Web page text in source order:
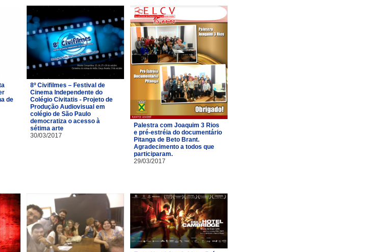
de
8º Civifilmes – Festival de
Cinema Independente do
Colégio Civitatis - Projeto de
Produção Audiovisual em
colégio de São Paulo
democratiza o acesso à
sétima arte
30/03/2017
Palestra com Joaquim 3 Rios
e pré-estréia do documentário
Pitanga de Beto Brant.
Agradecimento a todos que
participaram.
29/03/2017